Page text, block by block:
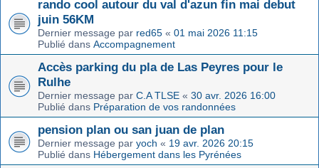
rando cool autour du val d'azun fin mai debut
juin 56KM
Dernier message par red65 « 01 mai 2026 11:15
Publié dans Accompagnement
Accès parking du pla de Las Peyres pour le
Rulhe
Dernier message par C.A TLSE « 30 avr. 2026 16:00
Publié dans Préparation de vos randonnées
pension plan ou san juan de plan
Dernier message par yoch « 19 avr. 2026 20:15
Publié dans Hébergement dans les Pyrénées